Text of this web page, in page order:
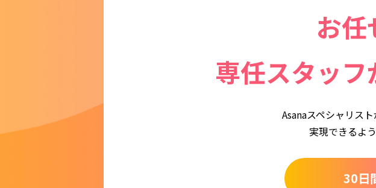
お任
専任スタッフ
Asanaスペシャリス
実現できるよ
30日